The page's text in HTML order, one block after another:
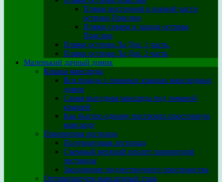
Пляжи восточной и южной части
острова Праслин
Пляжи севера и запада острова
Праслин
Пляжи острова Ла Диг. 1 часть.
Пляжи острова Ла Диг. 2 часть
Маленький дачный домик
Крыша мансарды
Вся правда о ломаных крышах мансардных
домов
Самая выгодная мансарда под ломаной
крышей
Как быстро одному построить просторную
мансарду
Поворотная лестница
Полувинтовая лестница
Съемный верхний пролет поворотной
лестницы
Заполнение подлестничного пространства
Оптимизируем мансардный этаж